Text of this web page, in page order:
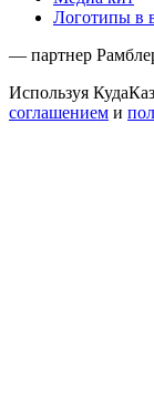
Логотипы в
— партнер
Используя
соглашением и